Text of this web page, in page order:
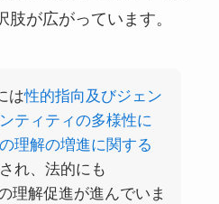
肢が広がっています。
は性的指向及びジェン
ティティの多様性に
理解の増進に関する
れ、法的にも
理解促進が進んでいま